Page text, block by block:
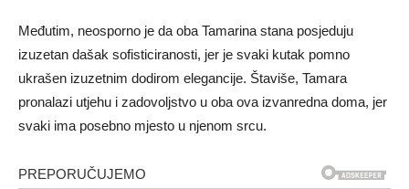
Međutim, neosporno je da oba Tamarina stana posjeduju
izuzetan dašak sofisticiranosti, jer je svaki kutak pomno
ukrašen izuzetnim dodirom elegancije. Štaviše, Tamara
pronalazi utjehu i zadovoljstvo u oba ova izvanredna doma, jer
svaki ima posebno mjesto u njenom srcu.